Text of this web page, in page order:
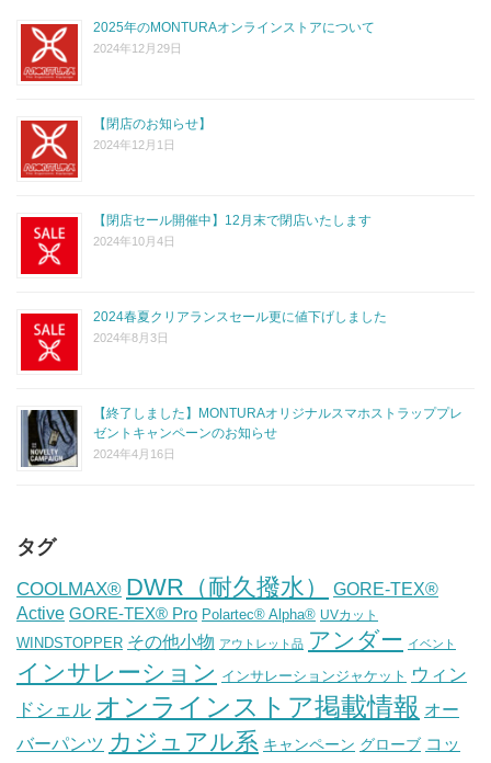
2025年のMONTURAオンラインストアについて
2024年12月29日
【閉店のお知らせ】
2024年12月1日
【閉店セール開催中】12月末で閉店いたします
2024年10月4日
2024春夏クリアランスセール更に値下げしました
2024年8月3日
【終了しました】MONTURAオリジナルスマホストラッププレ
ゼントキャンペーンのお知らせ
2024年4月16日
タグ
COOLMAX® DWR（耐久撥水）
GORE-TEX®
Active GORE-TEX® Pro Polartec® Alpha® UVカット
WINDSTOPPER その他小物 アウトレット品 アンダー イベント
インサレーション インサレーションジャケット ウィン
ドシェル オンラインストア掲載情報 オー
バーパンツ カジュアル系 キャンペーン グローブ コッ